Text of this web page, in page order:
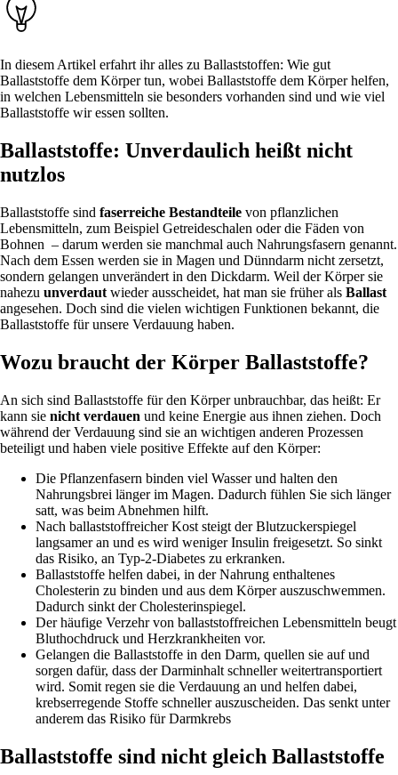
In diesem Artikel erfahrt ihr alles zu Ballaststoffen: Wie gut
Ballaststoffe dem Körper tun, wobei Ballaststoffe dem Körper helfen,
in welchen Lebensmitteln sie besonders vorhanden sind und wie viel
Ballaststoffe wir essen sollten.
Ballaststoffe: Unverdaulich heißt nicht
nutzlos
Ballaststoffe sind faserreiche Bestandteile von pflanzlichen
Lebensmitteln, zum Beispiel Getreideschalen oder die Fäden von
Bohnen – darum werden sie manchmal auch Nahrungsfasern genannt.
Nach dem Essen werden sie in Magen und Dünndarm nicht zersetzt,
sondern gelangen unverändert in den Dickdarm. Weil der Körper sie
nahezu unverdaut wieder ausscheidet, hat man sie früher als Ballast
angesehen. Doch sind die vielen wichtigen Funktionen bekannt, die
Ballaststoffe für unsere Verdauung haben.
Wozu braucht der Körper Ballaststoffe?
An sich sind Ballaststoffe für den Körper unbrauchbar, das heißt: Er
kann sie nicht verdauen und keine Energie aus ihnen ziehen. Doch
während der Verdauung sind sie an wichtigen anderen Prozessen
beteiligt und haben viele positive Effekte auf den Körper:
Die Pflanzenfasern binden viel Wasser und halten den
Nahrungsbrei länger im Magen. Dadurch fühlen Sie sich länger
satt, was beim Abnehmen hilft.
Nach ballaststoffreicher Kost steigt der Blutzuckerspiegel
langsamer an und es wird weniger Insulin freigesetzt. So sinkt
das Risiko, an Typ-2-Diabetes zu erkranken.
Ballaststoffe helfen dabei, in der Nahrung enthaltenes
Cholesterin zu binden und aus dem Körper auszuschwemmen.
Dadurch sinkt der Cholesterinspiegel.
Der häufige Verzehr von ballaststoffreichen Lebensmitteln beugt
Bluthochdruck und Herzkrankheiten vor.
Gelangen die Ballaststoffe in den Darm, quellen sie auf und
sorgen dafür, dass der Darminhalt schneller weitertransportiert
wird. Somit regen sie die Verdauung an und helfen dabei,
krebserregende Stoffe schneller auszuscheiden. Das senkt unter
anderem das Risiko für Darmkrebs
Ballaststoffe sind nicht gleich Ballaststoffe